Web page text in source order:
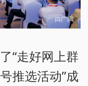
“走好网上群
推选活动”成